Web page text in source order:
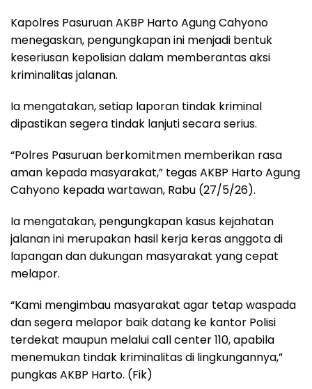
Kapolres Pasuruan AKBP Harto Agung Cahyono
menegaskan, pengungkapan ini menjadi bentuk
keseriusan kepolisian dalam memberantas aksi
kriminalitas jalanan.
Ia mengatakan, setiap laporan tindak kriminal
dipastikan segera tindak lanjuti secara serius.
“Polres Pasuruan berkomitmen memberikan rasa
aman kepada masyarakat,” tegas AKBP Harto Agung
Cahyono kepada wartawan, Rabu (27/5/26).
Ia mengatakan, pengungkapan kasus kejahatan
jalanan ini merupakan hasil kerja keras anggota di
lapangan dan dukungan masyarakat yang cepat
melapor.
“Kami mengimbau masyarakat agar tetap waspada
dan segera melapor baik datang ke kantor Polisi
terdekat maupun melalui call center 110, apabila
menemukan tindak kriminalitas di lingkungannya,”
pungkas AKBP Harto. (Fik)